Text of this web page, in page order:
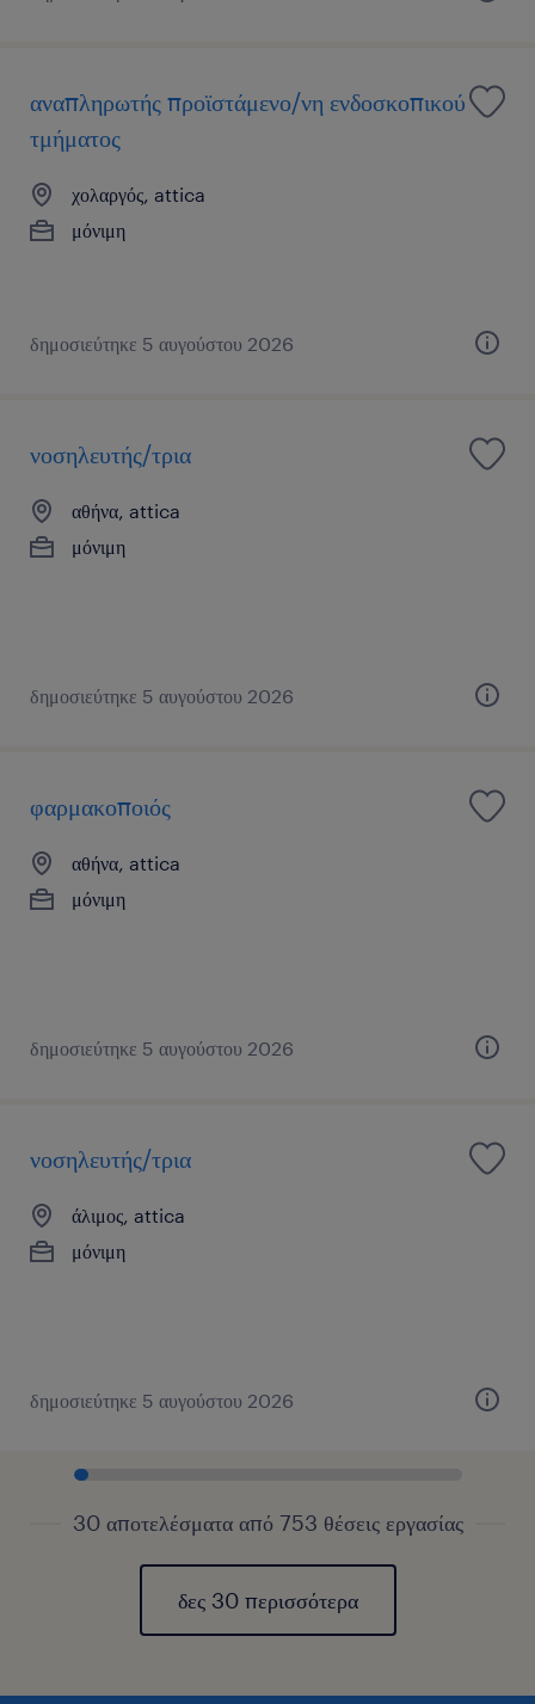
αναπληρωτής προϊστάμενο/νη ενδοσκοπικού
τμήματος
χολαργός, attica
μόνιμη
δημοσιεύτηκε 5 αυγούστου 2026
νοσηλευτής/τρια
αθήνα, attica
μόνιμη
δημοσιεύτηκε 5 αυγούστου 2026
φαρμακοποιός
αθήνα, attica
μόνιμη
δημοσιεύτηκε 5 αυγούστου 2026
νοσηλευτής/τρια
άλιμος, attica
μόνιμη
δημοσιεύτηκε 5 αυγούστου 2026
30 αποτελέσματα από 753 θέσεις εργασίας
δες 30 περισσότερα